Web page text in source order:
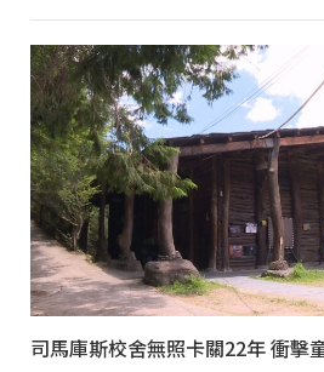
司馬庫斯校舍無照卡關22年 衝擊